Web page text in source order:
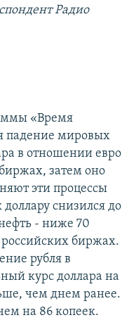
Радио
«Время
падение мировых
в отношении евро
затем оно
эти процессы
снизился до
- ниже 70
российских биржах.
рубля в
курс доллара на
чем днем ранее.
на 86 копеек.